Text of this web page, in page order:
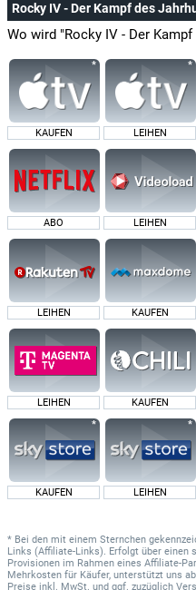
Rocky IV - Der Kampf des
Wo wird "Rocky IV - Der
KAUFEN LEIHEN
ABO LEIHEN
LEIHEN KAUFEN
LEIHEN KAUFEN
KAUFEN LEIHEN
* Bei den mit einem Sternchen
Links (Affiliate-Links). Erfolgt über einen
Provisionen im Rahmen eines Affiliate-
Mehrkosten für Käufer, unterstützt uns
Preise inkl. MwSt. und ggf. zuzüglich